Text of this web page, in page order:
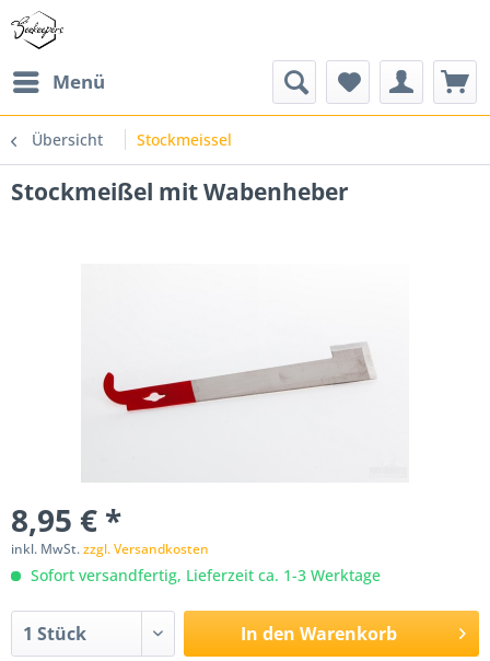
Menü
Übersicht Stockmeissel
Stockmeißel mit Wabenheber
8,95 € *
inkl. MwSt.zzgl. Versandkosten
Sofort versandfertig, Lieferzeit ca. 1-3 Werktage
In den Warenkorb